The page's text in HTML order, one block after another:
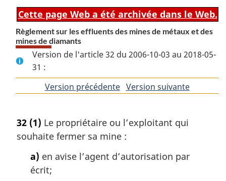
Cette page Web a été archivée dans le Web.
Règlement sur les effluents des mines de métaux et des
mines de diamants
Version de l'article 32 du 2006-10-03 au 2018-05-
31 :
Version précédentedeVersion suivantede
32 (1) Le propriétaire ou l’exploitant qui
souhaite fermer sa mine :
a) en avise l’agent d’autorisation par
écrit;